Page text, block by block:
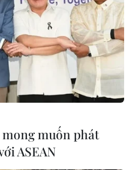
ngang nhiên xả
huyện Diên Khánh
gặp đơn vị này xả thải
gian dài nhưng chính
mong muốn phát
ASEAN